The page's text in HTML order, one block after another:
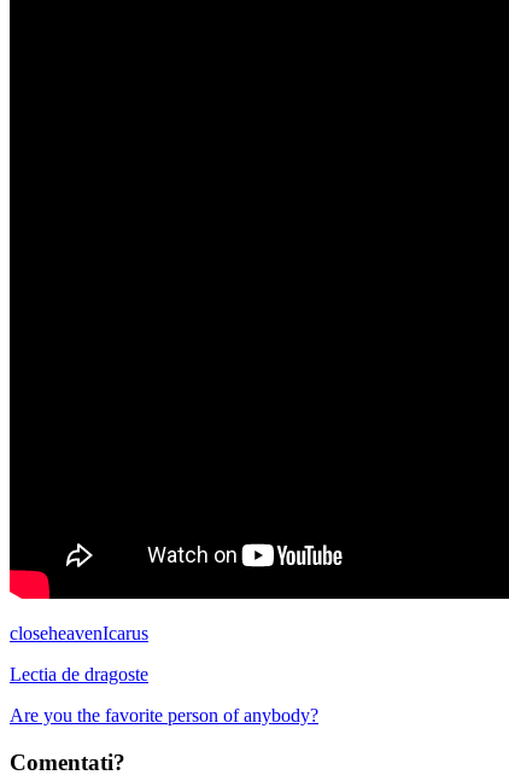
closeheavenIcarus
Lectia de dragoste
Are you the favorite person of anybody?
Comentati?